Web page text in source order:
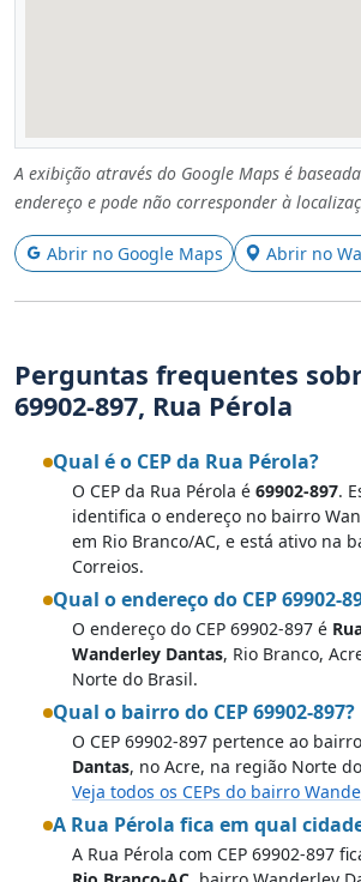
A exibição através do Google Maps é
endereço e pode não corresponder à
Abrir no Google Maps Abrir no
Perguntas frequentes
69902-897, Rua Pérola
Qual é o CEP da Rua Pérola?
O CEP da Rua Pérola é 69902-897.
identifica o endereço no bairro
em Rio Branco/AC, e está ativo na
Correios.
Qual o endereço do CEP 69902-
O endereço do CEP 69902-897 é
Wanderley Dantas, Rio Branco,
Norte do Brasil.
Qual o bairro do CEP 69902-897?
O CEP 69902-897 pertence ao bairro
Dantas, no Acre, na região Norte
Veja todos os CEPs do bairro
A Rua Pérola fica em qual
A Rua Pérola com CEP 69902-897